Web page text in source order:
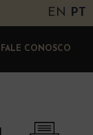
EN PT
FALE CONOSCO